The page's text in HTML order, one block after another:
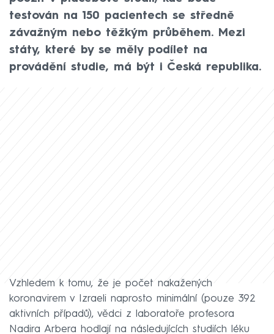
testován na 150 pacientech se středně
závažným nebo těžkým průběhem. Mezi
státy, které by se měly podílet na
provádění studie, má být i Česká republika.
Vzhledem k tomu, že je počet nakažených
koronavirem v Izraeli naprosto minimální (pouze 392
aktivních případů), vědci z laboratoře profesora
Nadira Arbera hodlají na následujících studiích léku